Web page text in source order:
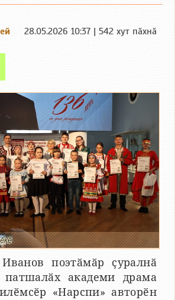
28.05.2026 10:37 | 542 хут пӑхнӑ
поэтӑмӑр ҫуралнӑ
академи драма
«Нарспи» авторӗн